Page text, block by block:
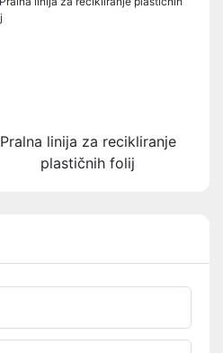
Pralna linija za recikliranje
plastičnih folij